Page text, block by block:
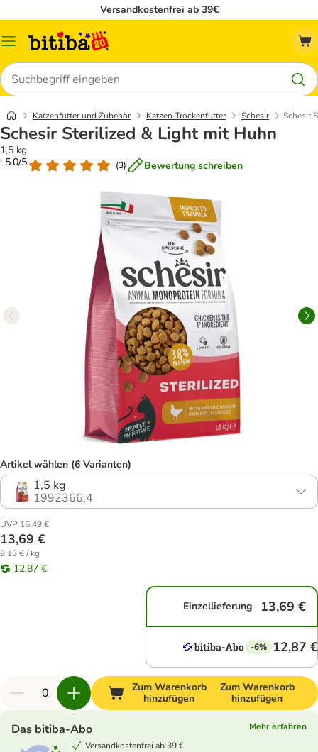
Versandkostenfrei ab 39€
Menü
Suchen
Katzenfutter und Zubehör Katzen-Trockenfutter Schesir Schesir
Schesir Sterilized & Light mit Huhn
1,5 kg
: 5.0/5
(3) Bewertung schreiben
Artikel wählen (6 Varianten)
1,5 kg
1992366.4
UVP 16,49 €
13,69 €
9,13 € / kg
12,87 €
Einzellieferung 13,69 €
-6% 12,87 €
Zum Warenkorb
hinzufügen
Zum Warenkorb
hinzufügen
Das bitiba-Abo
Mehr erfahren
Versandkostenfrei ab 39 €